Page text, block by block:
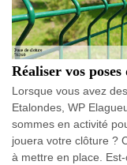
Réaliser vos
Lorsque vous avez
Etalondes, WP
sommes en activité
jouera votre clôture ?
à mettre en place.